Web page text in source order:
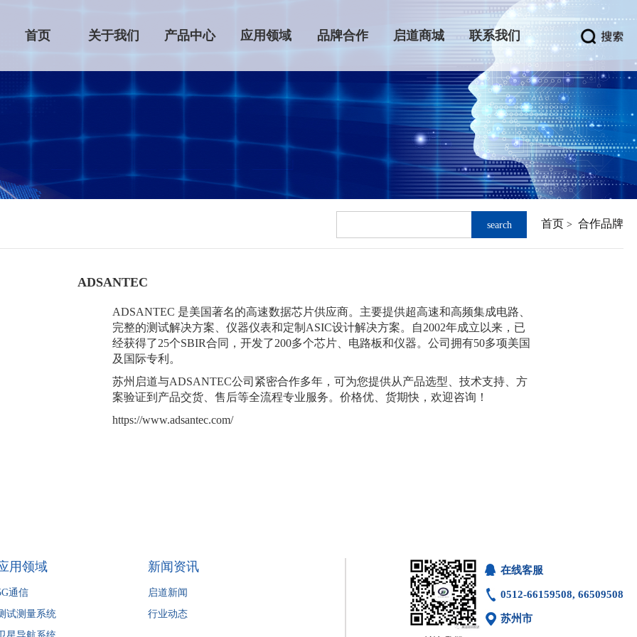
首页 关于我们 产品中心 应用领域 品牌合作 启道商城 联系我们
首页 > 合作品牌
search
ADSANTEC
ADSANTEC 是美国著名的高速数据芯片供应商。主要提供超高速和高频集成电路、
完整的测试解决方案、仪器仪表和定制ASIC设计解决方案。自2002年成立以来，已
经获得了25个SBIR合同，开发了200多个芯片、电路板和仪器。公司拥有50多项美国
及国际专利。
苏州启道与ADSANTEC公司紧密合作多年，可为您提供从产品选型、技术支持、方
案验证到产品交货、售后等全流程专业服务。价格优、货期快，欢迎咨询！
https://www.adsantec.com/
用领域
通信
试测量系统
新闻资讯
启道新闻
行业动态
在线客服
0512-66159508, 66509508
苏州市